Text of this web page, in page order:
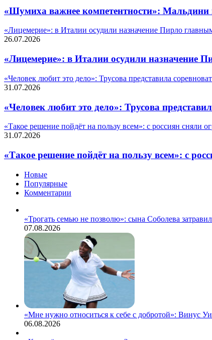
«Шумиха важнее компетентности»:
«Лицемерие»: в Италии осудили назначение Пирло
26.07.2026
«Лицемерие»: в Италии осудили назначение
«Человек любит это дело»: Трусова представила
31.07.2026
«Человек любит это дело»: Трусова
«Такое решение пойдёт на пользу всем»: с россиян сняли
31.07.2026
«Такое решение пойдёт на пользу всем»: с
Новые
Популярные
Комментарии
«Трогать семью не позволю»: сына Соболева
07.08.2026
«Мне нужно относиться к себе с добротой»: Винус
06.08.2026